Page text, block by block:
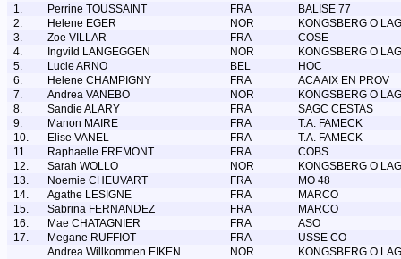
1. Perrine TOUSSAINT FRA
BALISE 77
2.
Helene EGER NOR
KONGSBERG O LAG
3.
Zoe VILLAR FRA
COSE
4.
Ingvild LANGEGGEN NOR
KONGSBERG O LAG
5.
Lucie ARNO BEL
HOC
6.
Helene CHAMPIGNY FRA
ACA AIX EN PROV
7.
Andrea VANEBO NOR
KONGSBERG O LAG
8.
Sandie ALARY FRA
SAGC CESTAS
9.
Manon MAIRE FRA
T.A. FAMECK
10.
Elise VANEL FRA
T.A. FAMECK
11.
Raphaelle FREMONT FRA
COBS
12.
Sarah WOLLO NOR
KONGSBERG O LAG
13.
Noemie CHEUVART FRA
MO 48
14.
Agathe LESIGNE FRA
MARCO
15.
Sabrina FERNANDEZ FRA
MARCO
16.
Mae CHATAGNIER FRA
ASO
17.
Megane RUFFIOT FRA
USSE CO
Andrea Willkommen EIKEN
NOR
KONGSBERG O LAG